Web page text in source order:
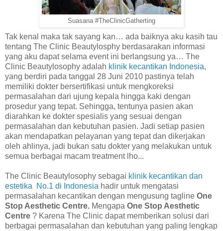
Suasana #TheClinicGatherting
Tak kenal maka tak sayang kan… ada baiknya aku kasih tau
tentang The Clinic Beautylosphy berdasarakan informasi
yang aku dapat selama event ini berlangsung ya… The
Clinic Beautylosophy adalah klinik kecantikan Indonesia,
yang berdiri pada tanggal 28 Juni 2010 pastinya telah
memiliki dokter bersertifikasi untuk mengkoreksi
permasalahan dari ujung kepala hingga kaki dengan
prosedur yang tepat. Sehingga, tentunya pasien akan
diarahkan ke dokter spesialis yang sesuai dengan
permasalahan dan kebutuhan pasien. Jadi setiap pasien
akan mendapatkan pelayanan yang tepat dan dikerjakan
oleh ahlinya, jadi bukan satu dokter yang melakukan untuk
semua berbagai macam treatment lho...
The Clinic Beautylosophy sebagai klinik kecantikan dan
estetika
No.1 di Indonesia hadir untuk mengatasi
permasalahan kecantikan dengan mengusung tagline One
Stop Aesthetic Centre. Mengapa One Stop Aesthetic
Centre ? Karena The Clinic dapat memberikan solusi dari
berbagai permasalahan dan kebutuhan yang paling lengkap